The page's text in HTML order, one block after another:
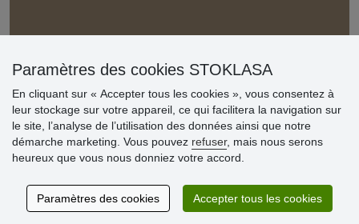
© Stoklasa textilní galanterie s.r.o. 2026.
Paramètres des cookies STOKLASA
En cliquant sur « Accepter tous les cookies », vous consentez à
leur stockage sur votre appareil, ce qui facilitera la navigation sur
le site, l’analyse de l’utilisation des données ainsi que notre
démarche marketing. Vous pouvez refuser, mais nous serons
heureux que vous nous donniez votre accord.
Paramètres des cookies Accepter tous les cookies